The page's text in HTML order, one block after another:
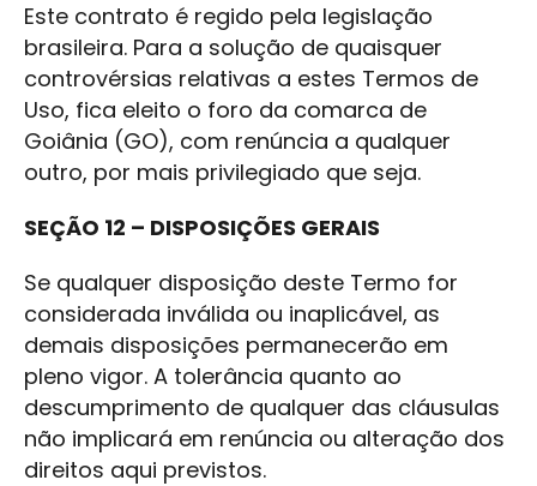
Este contrato é regido pela legislação
brasileira. Para a solução de quaisquer
controvérsias relativas a estes Termos de
Uso, fica eleito o foro da comarca de
Goiânia (GO), com renúncia a qualquer
outro, por mais privilegiado que seja.
SEÇÃO 12 – DISPOSIÇÕES GERAIS
Se qualquer disposição deste Termo for
considerada inválida ou inaplicável, as
demais disposições permanecerão em
pleno vigor. A tolerância quanto ao
descumprimento de qualquer das cláusulas
não implicará em renúncia ou alteração dos
direitos aqui previstos.